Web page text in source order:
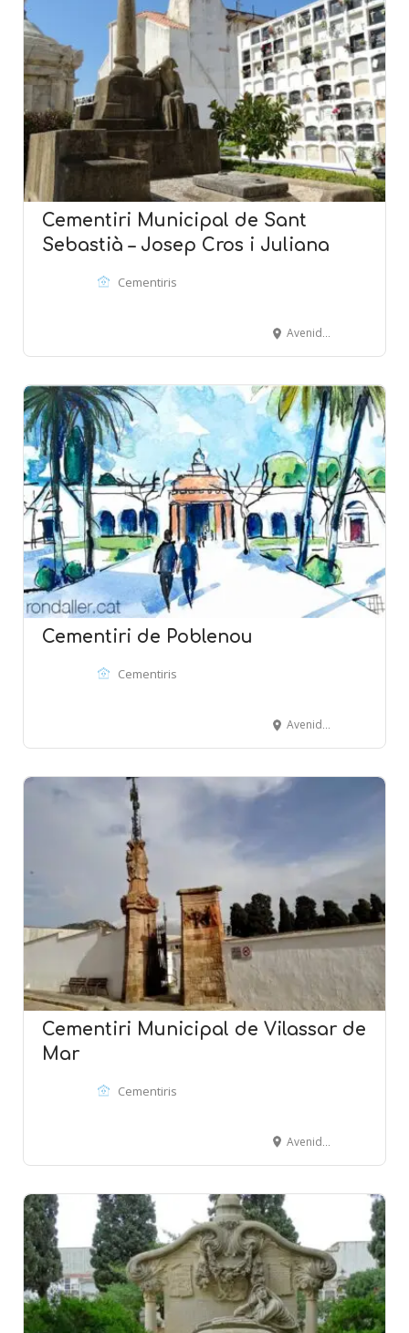
Cementiri Municipal de Sant
Sebastià – Josep Cros i Juliana
Cementiris
Avenida Balmins - SITGES
Cementiri de Poblenou
Cementiris
Avenida de Icària, s/n. - BARCELONA - 08005
Cementiri Municipal de Vilassar de
Mar
Cementiris
Avenida Montevideo - VILASSAR DE MAR